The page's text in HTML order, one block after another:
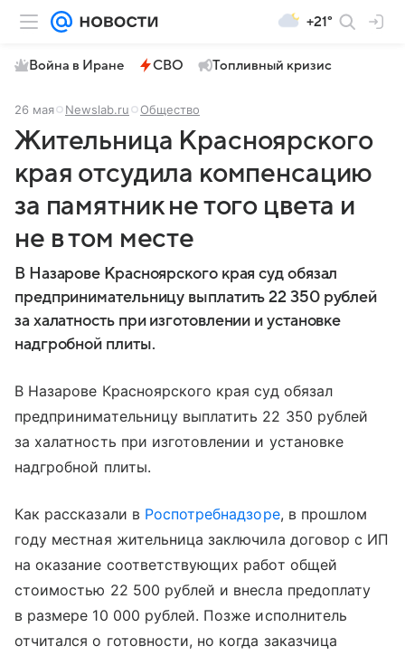
+21°
Война в Иране СВО Топливный кризис
26 мая Newslab.ru Общество
Жительница Красноярского
края отсудила компенсацию
за памятник не того цвета и
не в том месте
В Назарове Красноярского края суд обязал
предпринимательницу выплатить 22 350 рублей
за халатность при изготовлении и установке
надгробной плиты.
В Назарове Красноярского края суд обязал
предпринимательницу выплатить 22 350 рублей
за халатность при изготовлении и установке
надгробной плиты.
Как рассказали в Роспотребнадзоре, в прошлом
году местная жительница заключила договор с ИП
на оказание соответствующих работ общей
стоимостью 22 500 рублей и внесла предоплату
в размере 10 000 рублей. Позже исполнитель
отчитался о готовности, но когда заказчица